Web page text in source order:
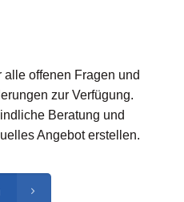
offenen Fragen und
zur Verfügung.
Beratung und
Angebot erstellen.